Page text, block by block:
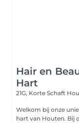
Hair en
Hart
21G, Korte Schaft
Welkom bij onze
hart van Houten. Bij